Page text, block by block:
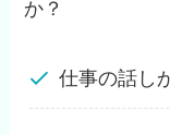
か？
仕事の話し